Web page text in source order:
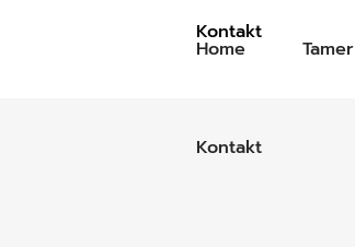
Home Tamer
Kontakt
Kontakt